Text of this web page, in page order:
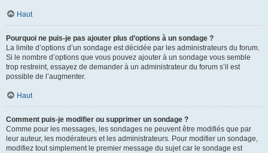
Haut
Pourquoi ne puis-je pas ajouter plus d’options à un sondage ?
La limite d’options d’un sondage est décidée par les administrateurs du forum.
Si le nombre d’options que vous pouvez ajouter à un sondage vous semble
trop restreint, essayez de demander à un administrateur du forum s’il est
possible de l’augmenter.
Haut
Comment puis-je modifier ou supprimer un sondage ?
Comme pour les messages, les sondages ne peuvent être modifiés que par
leur auteur, les modérateurs et les administrateurs. Pour modifier un sondage,
modifiez tout simplement le premier message du sujet car le sondage est